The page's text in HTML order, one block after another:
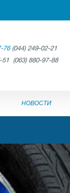
76(044) 249-02-21
51 (063) 880-97-88
НОВОСТИ